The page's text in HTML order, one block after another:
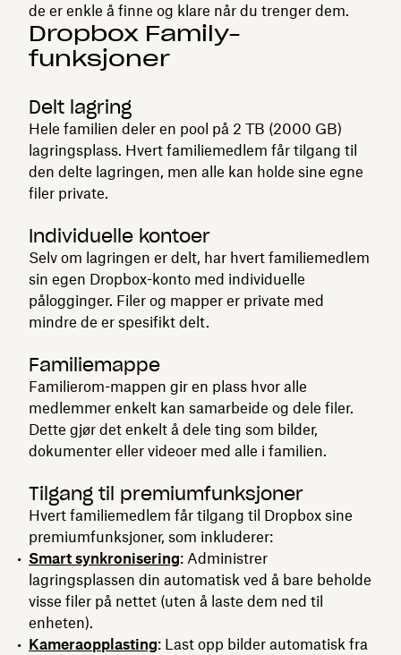
de er enkle å finne og klare når du trenger dem.
Dropbox Family-
funksjoner
Delt lagring
Hele familien deler en pool på 2 TB (2000 GB)
lagringsplass. Hvert familiemedlem får tilgang til
den delte lagringen, men alle kan holde sine egne
filer private.
Individuelle kontoer
Selv om lagringen er delt, har hvert familiemedlem
sin egen Dropbox-konto med individuelle
pålogginger. Filer og mapper er private med
mindre de er spesifikt delt.
Familiemappe
Familierom-mappen gir en plass hvor alle
medlemmer enkelt kan samarbeide og dele filer.
Dette gjør det enkelt å dele ting som bilder,
dokumenter eller videoer med alle i familien.
Tilgang til premiumfunksjoner
Hvert familiemedlem får tilgang til Dropbox sine
premiumfunksjoner, som inkluderer:
Smart synkronisering: Administrer
lagringsplassen din automatisk ved å bare beholde
visse filer på nettet (uten å laste dem ned til
enheten).
Kameraopplasting: Last opp bilder automatisk fra